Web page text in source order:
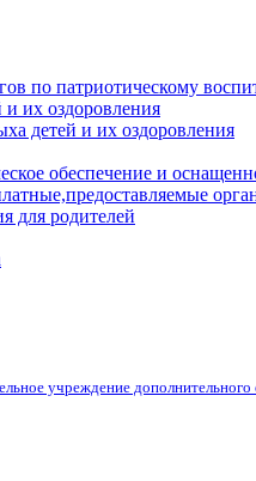
по патриотическому
их оздоровления
детей и их оздоровления
обеспечение и
для родителей
учреждение дополнительного